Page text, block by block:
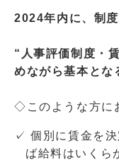
2024年内に、制
“人事評価制度・
めながら基本とな
◇このような方に
✓ 個別に賃金を決
ば給料はいくら